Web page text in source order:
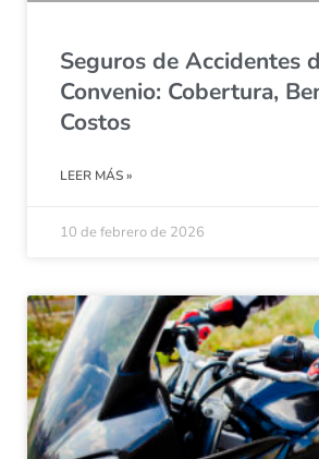
Seguros de Accidentes
Convenio: Cobertura,
Costos
LEER MÁS »
10 de febrero de 2026